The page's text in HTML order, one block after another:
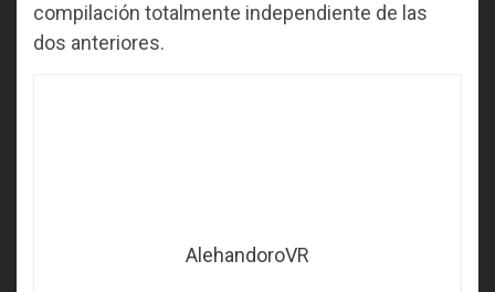
compilación totalmente independiente de las
dos anteriores.
AlehandoroVR